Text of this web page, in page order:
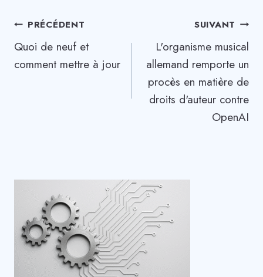
Navigation
de
PRÉCÉDENT
Quoi de neuf et
comment mettre à jour
SUIVANT
L'organisme musical
allemand remporte un
procès en matière de
droits d'auteur contre
OpenAI